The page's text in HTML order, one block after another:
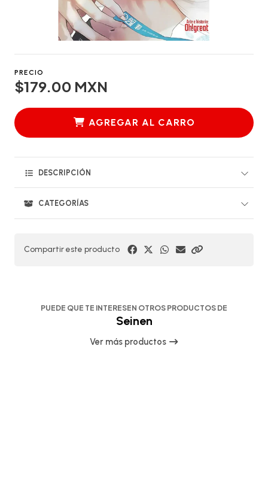
PRECIO
$179.00 MXN
AGREGAR AL CARRO
DESCRIPCIÓN
CATEGORÍAS
Compartir este producto
PUEDE QUE TE INTERESEN OTROS PRODUCTOS DE
Seinen
Ver más productos